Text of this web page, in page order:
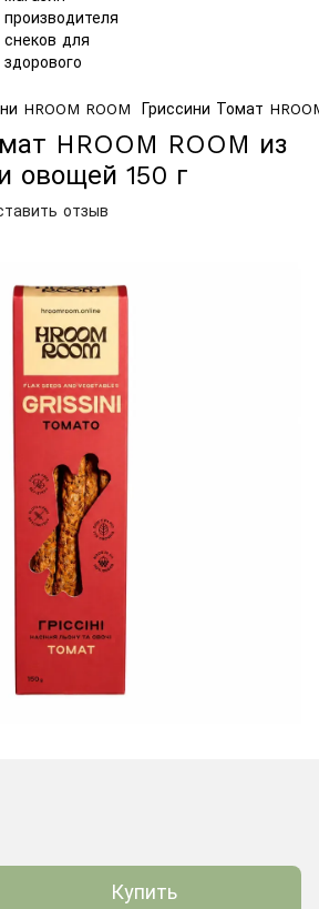
HROOM ROOM Гриссини Томат
HROOM ROOM из
овощей 150 г
отзыв
Купить